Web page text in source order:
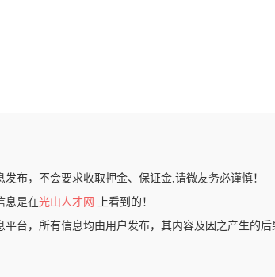
发布，不会要求收取押金、保证金,请微友务必谨慎！
息是在光山人才网
上看到的！
平台，所有信息均由用户发布，其内容及因之产生的